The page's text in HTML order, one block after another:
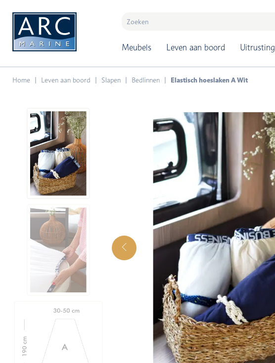
Meubels Leven aan boord Uitrusting
Home Leven aan boord Slapen Bedlinnen Elastisch hoeslaken A Wit